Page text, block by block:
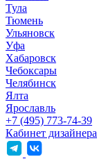
Тула
Тюмень
Ульяновск
Уфа
Хабаровск
Чебоксары
Челябинск
Ялта
Ярославль
+7 (495) 773-74-39
Кабинет дизайнера